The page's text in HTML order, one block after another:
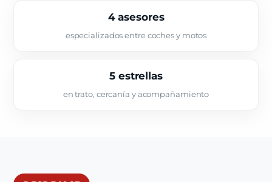
4 asesores
especializados entre coches y motos
5 estrellas
en trato, cercanía y acompañamiento